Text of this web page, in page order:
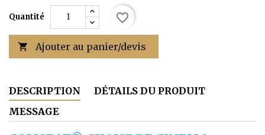
Quantité
 Ajouter au panier/devis
favorite_border
DESCRIPTION
DÉTAILS DU PRODUIT
MESSAGE